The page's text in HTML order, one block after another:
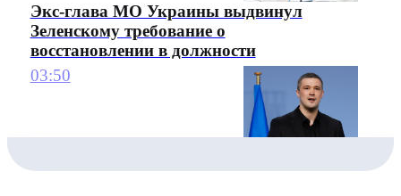
Экс-глава МО Украины выдвинул
Зеленскому требование о
восстановлении в должности
03:50